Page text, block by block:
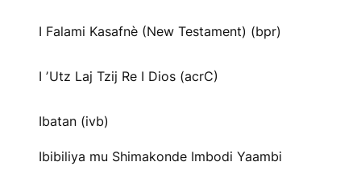
I Falami Kasafnè (New Testament) (bpr)
I ʼUtz Laj Tzij Re I Dios (acrC)
Ibatan (ivb)
Ibibiliya mu Shimakonde Imbodi Yaambi